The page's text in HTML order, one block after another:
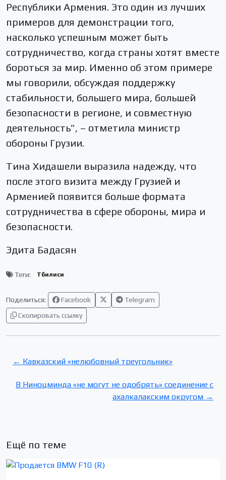
Республики Армения. Это один из лучших
примеров для демонстрации того,
насколько успешным может быть
сотрудничество, когда страны хотят вместе
бороться за мир. Именно об этом примере
мы говорили, обсуждая поддержку
стабильности, большего мира, большей
безопасности в регионе, и совместную
деятельность”, – отметила министр
обороны Грузии.
Тина Хидашели выразила надежду, что
после этого визита между Грузией и
Арменией появится больше формата
сотрудничества в сфере обороны, мира и
безопасности.
Эдита Бадасян
Теги: Тбилиси
Поделиться: Facebook
Telegram
Скопировать ссылку
← Кавказский «нелюбовный треугольник»
В Ниноцминда «не могут не одобрять» соединение с
ахалкалакским округом →
Ещё по теме